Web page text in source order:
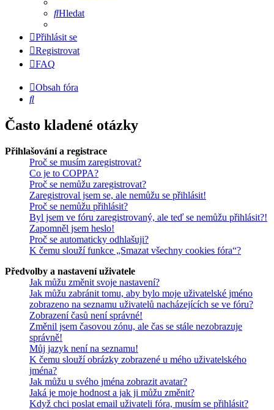
Hledat
Přihlásit se
Registrovat
FAQ
Obsah fóra
Hledat
Často kladené otázky
Přihlašování a registrace
Proč se musím zaregistrovat?
Co je to COPPA?
Proč se nemůžu zaregistrovat?
Zaregistroval jsem se, ale nemůžu se přihlásit!
Proč se nemůžu přihlásit?
Byl jsem ve fóru zaregistrovaný, ale teď se nemůžu přihlásit?!
Zapomněl jsem heslo!
Proč se automaticky odhlašuji?
K čemu slouží funkce „Smazat všechny cookies fóra“?
Předvolby a nastavení uživatele
Jak můžu změnit svoje nastavení?
Jak můžu zabránit tomu, aby bylo moje uživatelské jméno
zobrazeno na seznamu uživatelů nacházejících se ve fóru?
Zobrazení časů není správné!
Změnil jsem časovou zónu, ale čas se stále nezobrazuje
správně!
Můj jazyk není na seznamu!
K čemu slouží obrázky zobrazené u mého uživatelského
jména?
Jak můžu u svého jména zobrazit avatar?
Jaká je moje hodnost a jak ji můžu změnit?
Když chci poslat email uživateli fóra, musím se přihlásit?